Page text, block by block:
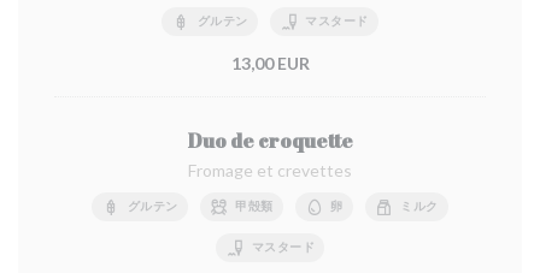
グルテン マスタード
13,00 EUR
Duo de croquette
Fromage et crevettes
グルテン 甲殻類 卵 ミルク
マスタード